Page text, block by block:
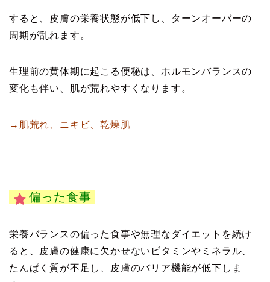
すると、皮膚の栄養状態が低下し、ターンオーバーの
周期が乱れます。
生理前の黄体期に起こる便秘は、ホルモンバランスの
変化も伴い、肌が荒れやすくなります。
→肌荒れ、ニキビ、乾燥肌
偏った食事
栄養バランスの偏った食事や無理なダイエットを続け
ると、皮膚の健康に欠かせないビタミンやミネラル、
たんぱく質が不足し、皮膚のバリア機能が低下しま